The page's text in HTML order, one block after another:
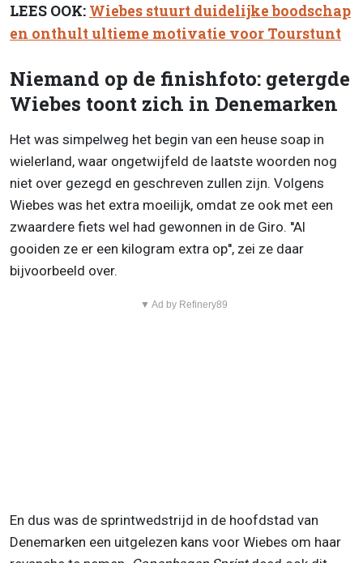
LEES OOK: Wiebes stuurt duidelijke boodschap
en onthult ultieme motivatie voor Tourstunt
Niemand op de finishfoto: getergde
Wiebes toont zich in Denemarken
Het was simpelweg het begin van een heuse soap in
wielerland, waar ongetwijfeld de laatste woorden nog
niet over gezegd en geschreven zullen zijn. Volgens
Wiebes was het extra moeilijk, omdat ze ook met een
zwaardere fiets wel had gewonnen in de Giro. ''Al
gooiden ze er een kilogram extra op'', zei ze daar
bijvoorbeeld over.
▼ Ad by Refinery89
En dus was de sprintwedstrijd in de hoofdstad van
Denemarken een uitgelezen kans voor Wiebes om haar